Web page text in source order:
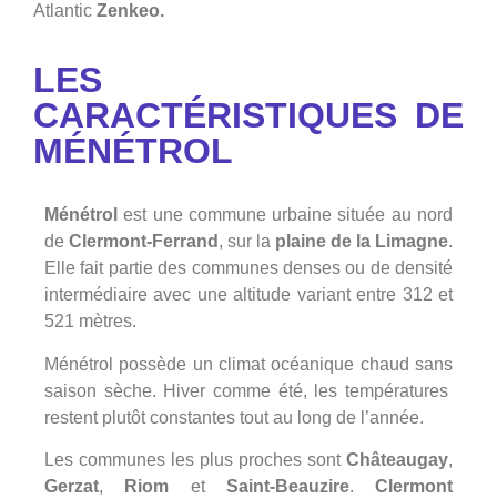
Atlantic Zenkeo.
LES
CARACTÉRISTIQUES DE
MÉNÉTROL
Ménétrol est une commune urbaine située au nord
de Clermont-Ferrand , sur la plaine de la Limagne.
Elle fait partie des communes denses ou de densité
intermédiaire avec une altitude variant entre 312 et
521 mètres.
Ménétrol possède un climat océanique chaud sans
saison sèche. Hiver comme été, les températures
restent plutôt constantes tout au long de l’année.
Les communes les plus proches sont Châteaugay,
Gerzat, Riom et Saint-Beauzire. Clermont